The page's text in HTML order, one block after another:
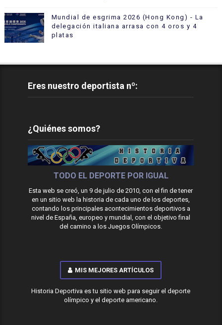
Mundial de esgrima 2026 (Hong Kong) - La
delegación italiana arrasa con 4 oros y 4
platas
Eres nuestro deportista nº:
¿Quiénes somos?
TODO EL DEPORTE POR IGUAL
Esta web se creó, un 9 de julio de 2010, con el fin de tener
en un sitio web la historia de cada uno de los deportes,
contando los principales acontecimientos deportivos a
nivel de España, europeo y mundial, con el objetivo final
del camino a los Juegos Olímpicos.
MIS MEJORES ARTÍCULOS
Historia Deportiva es tu sitio web para seguir el deporte
olímpico y el deporte americano.